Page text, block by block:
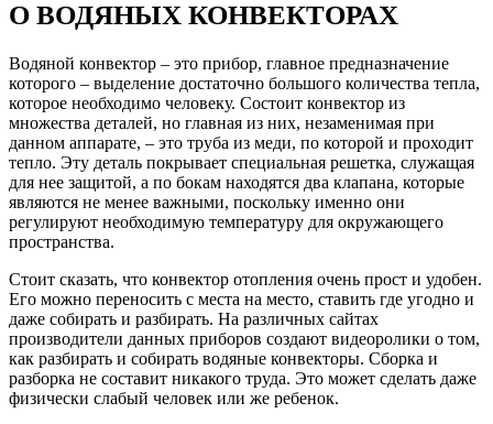
О ВОДЯНЫХ КОНВЕКТОРАХ
Водяной конвектор – это прибор, главное предназначение
которого – выделение достаточно большого количества тепла,
которое необходимо человеку. Состоит конвектор из
множества деталей, но главная из них, незаменимая при
данном аппарате, – это труба из меди, по которой и проходит
тепло. Эту деталь покрывает специальная решетка, служащая
для нее защитой, а по бокам находятся два клапана, которые
являются не менее важными, поскольку именно они
регулируют необходимую температуру для окружающего
пространства.
Стоит сказать, что конвектор отопления очень прост и удобен.
Его можно переносить с места на место, ставить где угодно и
даже собирать и разбирать. На различных сайтах
производители данных приборов создают видеоролики о том,
как разбирать и собирать водяные конвекторы. Сборка и
разборка не составит никакого труда. Это может сделать даже
физически слабый человек или же ребенок.